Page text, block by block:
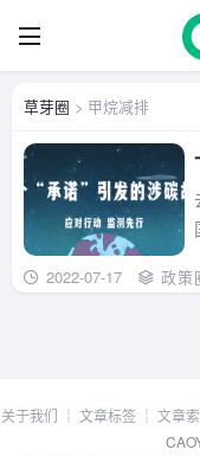
草芽圈 > 甲烷减排
2022-07-17 政策
关于我们 ┊ 文章标签┊ 文章